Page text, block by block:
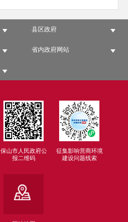
县区政府
省内政府网站
保山市人民政府公
报二维码
征集影响营商环境
建设问题线索